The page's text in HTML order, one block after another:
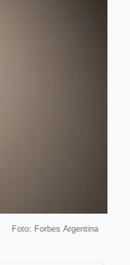
Foto: Forbes Argentina